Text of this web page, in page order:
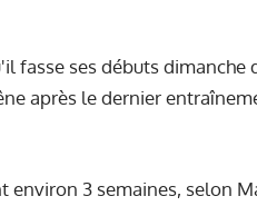
fasse ses débuts dimanche
après le dernier
environ 3 semaines, selon